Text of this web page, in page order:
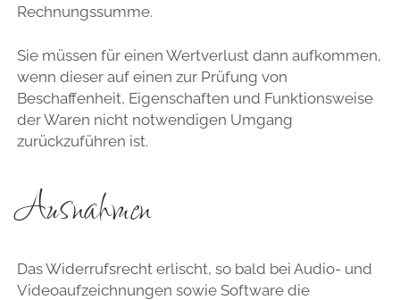
Rechnungssumme.
Sie müssen für einen Wertverlust dann aufkommen,
wenn dieser auf einen zur Prüfung von
Beschaffenheit, Eigenschaften und Funktionsweise
der Waren nicht notwendigen Umgang
zurückzuführen ist.
Ausnahmen
Das Widerrufsrecht erlischt, so bald bei Audio- und
Videoaufzeichnungen sowie Software die